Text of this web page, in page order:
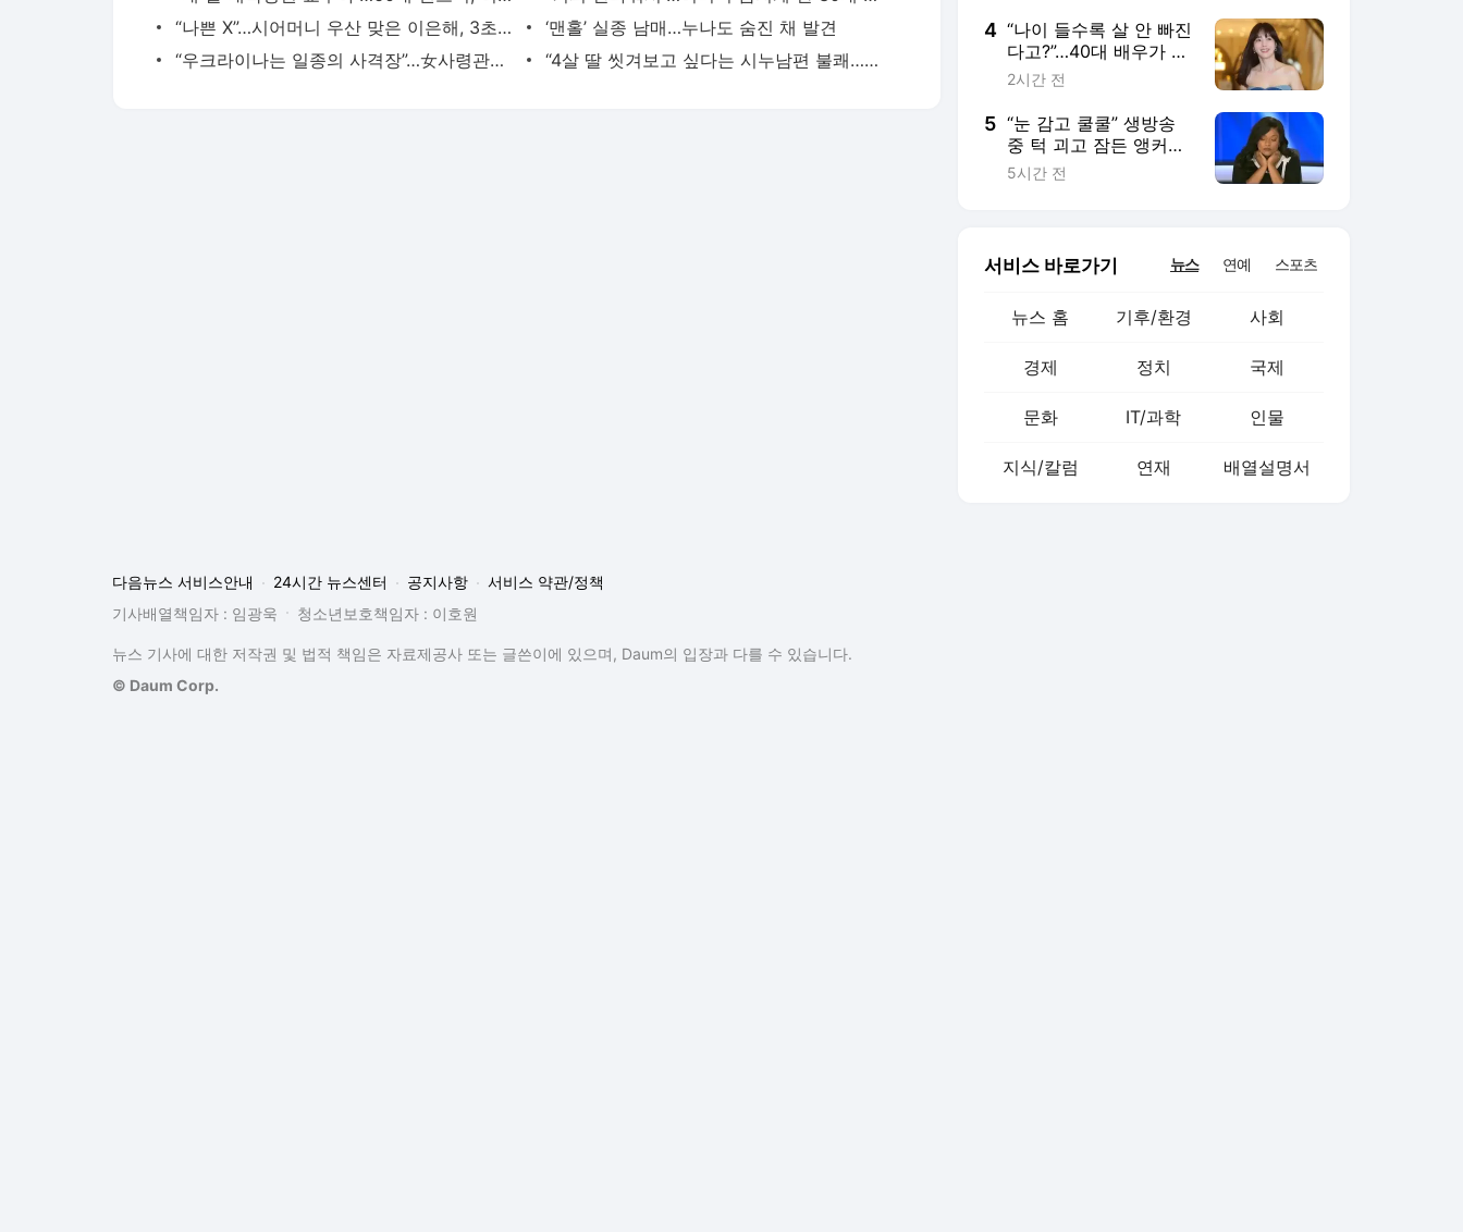
“나쁜 X”…시어머니 우산 맞은 이은해, 3초간 쳐다봤다
‘맨홀’ 실종 남매…누나도 숨진 채 발견
“우크라이나는 일종의 사격장”…女사령관의 최후
“4살 딸 씻겨보고 싶다는 시누남편 불쾌…예민하다고요?”[이슈픽]
4 “나이 들수록 살 안 빠진
다고?”…40대 배우가 증
명한 10년 몸매 유지 비
2시간 전
5 “눈 감고 쿨쿨” 생방송
중 턱 괴고 잠든 앵커
“악몽”…응원 쏟아진 이
5시간 전
서비스 바로가기 뉴스 연예 스포츠
뉴스 홈 기후/환경 사회
경제 정치 국제
문화 IT/과학 인물
지식/칼럼 연재 배열설명서
다음뉴스 서비스안내 24시간 뉴스센터 공지사항
서비스 약관/정책
기사배열책임자 : 임광욱
청소년보호책임자 : 이호원
뉴스 기사에 대한 저작권 및 법적 책임은 자료제공사 또는 글쓴이에 있으며, Daum의 입장과 다를 수 있습니다.
© Daum Corp.